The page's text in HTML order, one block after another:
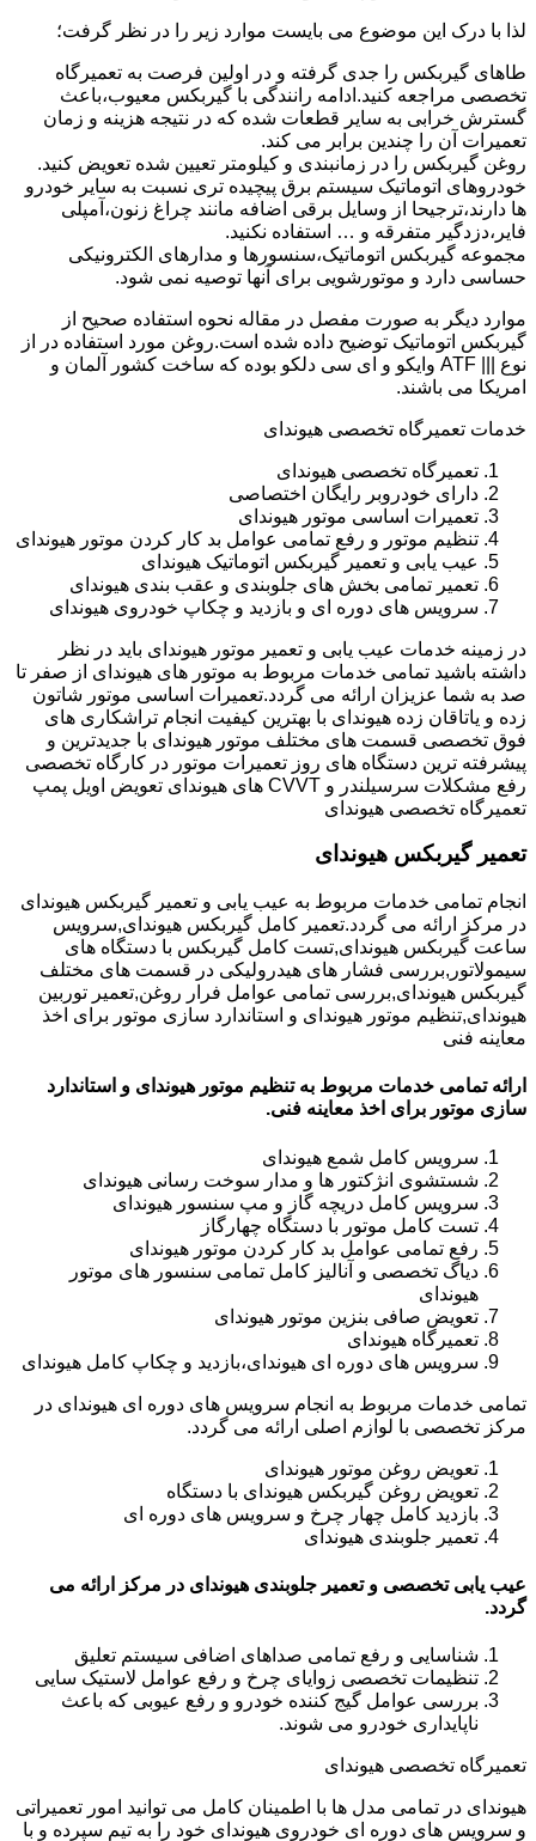
لذا با درک این موضوع می بایست موارد زیر را در نظر گرفت؛
طاهای گیربکس را جدی گرفته و در اولین فرصت به تعمیرگاه
تخصصی مراجعه کنید.ادامه رانندگی با گیربکس معیوب،باعث
گسترش خرابی به سایر قطعات شده که در نتیجه هزینه و زمان
تعمیرات آن را چندین برابر می کند.
روغن گیربکس را در زمانبندی و کیلومتر تعیین شده تعویض کنید.
خودروهای اتوماتیک سیستم برق پیچیده تری نسبت به سایر خودرو
ها دارند،ترجیحا از وسایل برقی اضافه مانند چراغ زنون،آمپلی
فایر،دزدگیر متفرقه و … استفاده نکنید.
مجموعه گیربکس اتوماتیک،سنسورها و مدارهای الکترونیکی
حساسی دارد و موتورشویی برای آنها توصیه نمی شود.
موارد دیگر به صورت مفصل در مقاله نحوه استفاده صحیح از
گیربکس اتوماتیک توضیح داده شده است.روغن مورد استفاده در از
نوع ||| ATF وایکو و ای سی دلکو بوده که ساخت کشور آلمان و
امریکا می باشند.
خدمات تعمیرگاه تخصصی هیوندای
تعمیرگاه تخصصی هیوندای
دارای خودروبر رایگان اختصاصی
تعمیرات اساسی موتور هیوندای
تنظیم موتور و رفع تمامی عوامل بد کار کردن موتور هیوندای
عیب یابی و تعمیر گیربکس اتوماتیک هیوندای
تعمیر تمامی بخش های جلوبندی و عقب بندی هیوندای
سرویس های دوره ای و بازدید و چکاپ خودروی هیوندای
در زمینه خدمات عیب یابی و تعمیر موتور هیوندای باید در نظر
داشته باشید تمامی خدمات مربوط به موتور های هیوندای از صفر تا
صد به شما عزیزان ارائه می گردد.تعمیرات اساسی موتور شاتون
زده و یاتاقان زده هیوندای با بهترین کیفیت انجام تراشکاری های
فوق تخصصی قسمت های مختلف موتور هیوندای با جدیدترین و
پیشرفته ترین دستگاه های روز تعمیرات موتور در کارگاه تخصصی
رفع مشکلات سرسیلندر و CVVT های هیوندای تعویض اویل پمپ
تعمیرگاه تخصصی هیوندای
تعمیر گیربکس هیوندای
انجام تمامی خدمات مربوط به عیب یابی و تعمیر گیربکس هیوندای
در مرکز ارائه می گردد.تعمیر کامل گیربکس هیوندای,سرویس
ساعت گیربکس هیوندای,تست کامل گیربکس با دستگاه های
سیمولاتور,بررسی فشار های هیدرولیکی در قسمت های مختلف
گیربکس هیوندای,بررسی تمامی عوامل فرار روغن,تعمیر توربین
هیوندای,تنظیم موتور هیوندای و استاندارد سازی موتور برای اخذ
معاینه فنی
ارائه تمامی خدمات مربوط به تنظیم موتور هیوندای و استاندارد
سازی موتور برای اخذ معاینه فنی.
سرویس کامل شمع هیوندای
شستشوی انژکتور ها و مدار سوخت رسانی هیوندای
سرویس کامل دریچه گاز و مپ سنسور هیوندای
تست کامل موتور با دستگاه چهارگاز
رفع تمامی عوامل بد کار کردن موتور هیوندای
دیاگ تخصصی و آنالیز کامل تمامی سنسور های موتور
هیوندای
تعویض صافی بنزین موتور هیوندای
تعمیرگاه هیوندای
سرویس های دوره ای هیوندای،بازدید و چکاپ کامل هیوندای
تمامی خدمات مربوط به انجام سرویس های دوره ای هیوندای در
مرکز تخصصی با لوازم اصلی ارائه می گردد.
تعویض روغن موتور هیوندای
تعویض روغن گیربکس هیوندای با دستگاه
بازدید کامل چهار چرخ و سرویس های دوره ای
تعمیر جلوبندی هیوندای
عیب یابی تخصصی و تعمیر جلوبندی هیوندای در مرکز ارائه می
گردد.
شناسایی و رفع تمامی صداهای اضافی سیستم تعلیق
تنظیمات تخصصی زوایای چرخ و رفع عوامل لاستیک سایی
بررسی عوامل گیج کننده خودرو و رفع عیوبی که باعث
ناپایداری خودرو می شوند.
تعمیرگاه تخصصی هیوندای
هیوندای در تمامی مدل ها با اطمینان کامل می توانید امور تعمیراتی
و سرویس های دوره ای خودروی هیوندای خود را به تیم سپرده و با